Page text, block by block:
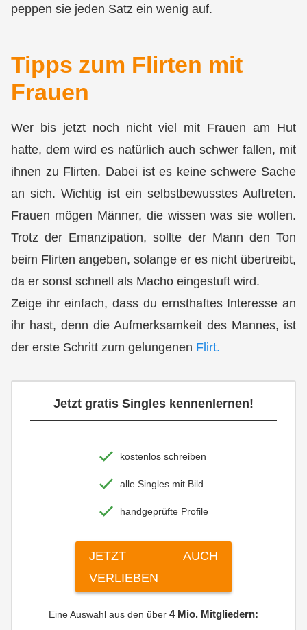
peppen sie jeden Satz ein wenig auf.
Tipps zum Flirten mit
Frauen
Wer bis jetzt noch nicht viel mit Frauen am Hut
hatte, dem wird es natürlich auch schwer fallen, mit
ihnen zu Flirten. Dabei ist es keine schwere Sache
an sich. Wichtig ist ein selbstbewusstes Auftreten.
Frauen mögen Männer, die wissen was sie wollen.
Trotz der Emanzipation, sollte der Mann den Ton
beim Flirten angeben, solange er es nicht übertreibt,
da er sonst schnell als Macho eingestuft wird.
Zeige ihr einfach, dass du ernsthaftes Interesse an
ihr hast, denn die Aufmerksamkeit des Mannes, ist
der erste Schritt zum gelungenen Flirt.
Jetzt gratis Singles kennenlernen!
kostenlos schreiben
alle Singles mit Bild
handgeprüfte Profile
JETZT AUCH
VERLIEBEN
Eine Auswahl aus den über 4 Mio. Mitgliedern: